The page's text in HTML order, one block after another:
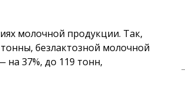
молочной продукции. Так,
безлактозной молочной
на 37%, до 119 тонн,